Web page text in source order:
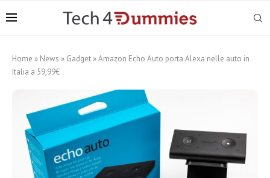
Home » News » Gadget »Amazon Echo Auto porta Alexa nelle auto in
Italia a 59,99€